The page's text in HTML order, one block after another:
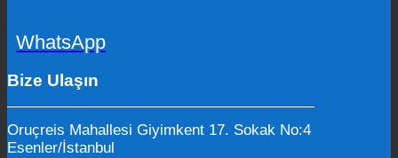
WhatsApp
Bize Ulaşın
Oruçreis Mahallesi Giyimkent 17. Sokak No:4
Esenler/İstanbul